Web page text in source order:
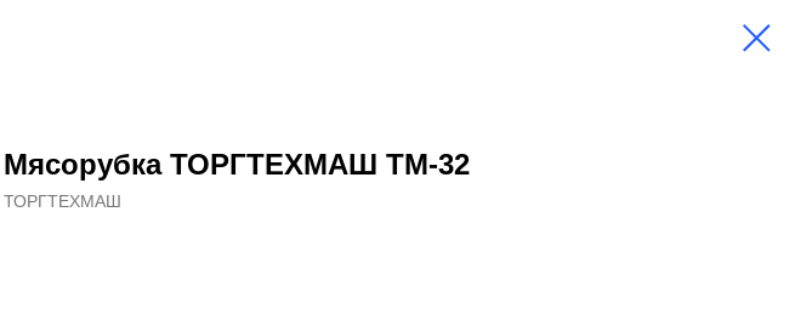
Мясорубка ТОРГТЕХМАШ ТМ-32
ТОРГТЕХМАШ